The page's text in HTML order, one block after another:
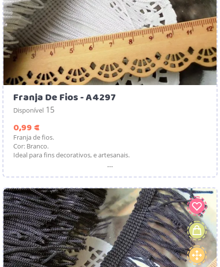
Franja De Fios - A4297
Disponível 15
0,99 €
Franja de fios.
Cor: Branco.
Ideal para fins decorativos, e artesanais.
...